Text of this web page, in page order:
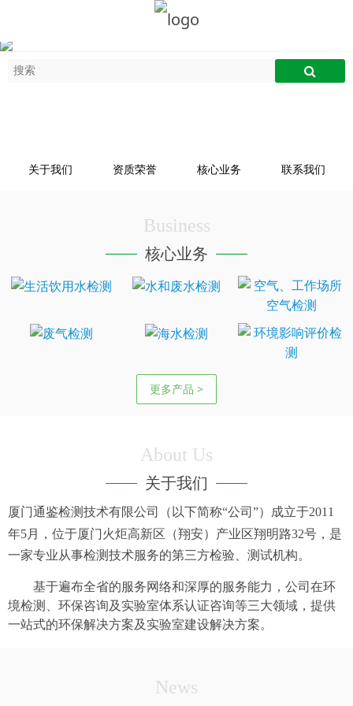
关于我们 资质荣誉 核心业务 联系我们
Business
核心业务
更多产品 >
About Us
关于我们
厦门通鉴检测技术有限公司（以下简称“公司”）成立于2011
年5月，位于厦门火炬高新区（翔安）产业区翔明路32号，是
一家专业从事检测技术服务的第三方检验、测试机构。
基于遍布全省的服务网络和深厚的服务能力，公司在环
境检测、环保咨询及实验室体系认证咨询等三大领域，提供
一站式的环保解决方案及实验室建设解决方案。
News